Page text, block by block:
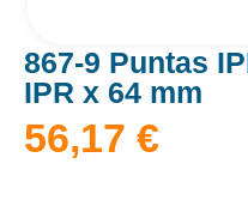
867-9 Puntas
IPR x 64 mm
56,17 €